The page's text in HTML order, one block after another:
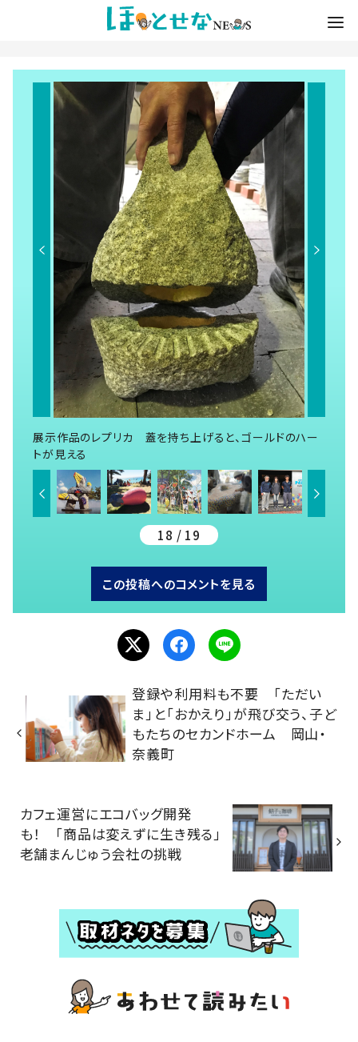
展示作品のレプリカ 蓋を持ち上げると、ゴールドのハー
トが見える
18 / 19
この投稿へのコメントを見る
登録や利用料も不要 「ただい
ま」と「おかえり」が飛び交う、子ど
もたちのセカンドホーム 岡山・
奈義町
カフェ運営にエコバッグ開発
も！ 「商品は変えずに生き残る」
老舗まんじゅう会社の挑戦